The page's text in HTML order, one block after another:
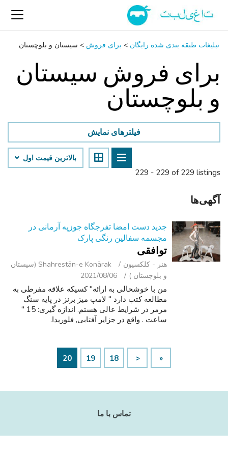
تبلیغات طبقه بندی شده رایگان > برای فروش > سیستان و بلوچستان
برای فروش سیستان
و بلوچستان
229 - 229 of 229 listings
فیلترهای نمایش
بالاترین قیمت اول
آگهی‌ها
جدید دست امضا تفرجگاه جوزپه آرمانی در
مجسمه سفالین رنگی پارک
توافقی
هنر - کلکسیون
Shahrestān-e Konārak (سیستان
و بلوچستان )
2021/08/06
من با خوشحالی به ارائه" کسیکه علاقه مفرطی به
مطالعه کتب دارد " لامپ میز برنز در پایه سنگ
مرمر در شرایط عالی هستم. اندازه گیری: 15 "
ساعت . واقع در جزایر آفتابی, فلوریدا.
«
<
18
19
20
تماس با ما